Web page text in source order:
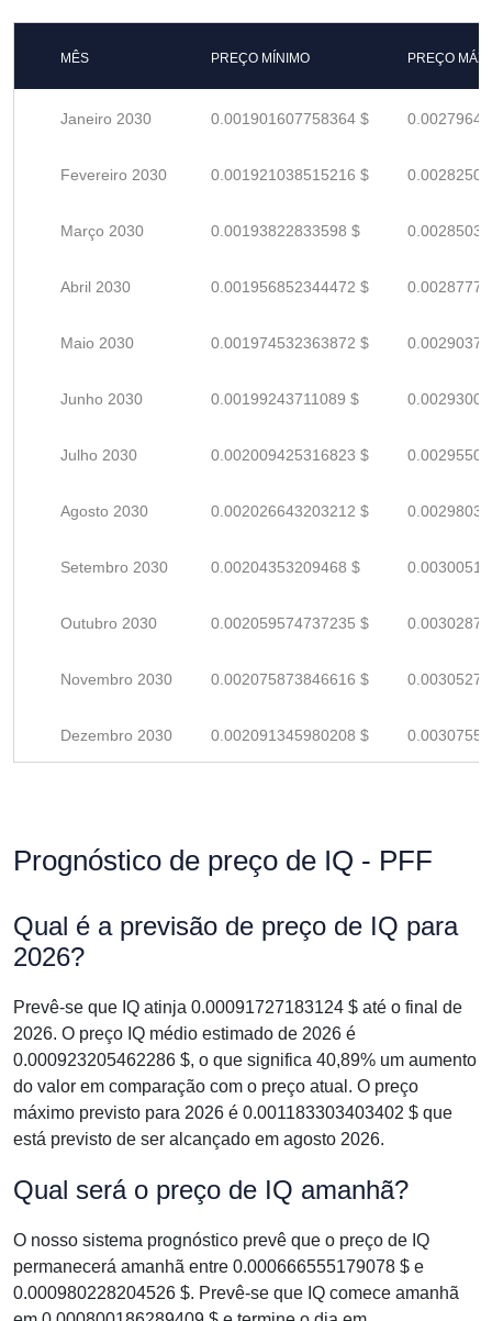
MÊS PREÇO MÍNIMO PREÇO
Janeiro 2030 0.001901607758364 $
Fevereiro 2030 0.001921038515216 $
Março 2030 0.00193822833598 $
Abril 2030 0.001956852344472 $
Maio 2030 0.001974532363872 $
Junho 2030 0.00199243711089 $
Julho 2030 0.002009425316823 $
Agosto 2030 0.002026643203212 $
Setembro 2030 0.00204353209468 $
Outubro 2030 0.002059574737235 $
Novembro 2030 0.002075873846616 $
Dezembro 2030 0.002091345980208 $
Prognóstico de preço de IQ - PFF
Qual é a previsão de preço de IQ para
2026?
Prevê-se que IQ atinja 0.00091727183124 $ até o final de
2026. O preço IQ médio estimado de 2026 é
0.000923205462286 $, o que significa 40,89% um aumento
do valor em comparação com o preço atual. O preço
máximo previsto para 2026 é 0.001183303403402 $ que
está previsto de ser alcançado em agosto 2026.
Qual será o preço de IQ amanhã?
O nosso sistema prognóstico prevê que o preço de IQ
permanecerá amanhã entre 0.000666555179078 $ e
0.000980228204526 $. Prevê-se que IQ comece amanhã